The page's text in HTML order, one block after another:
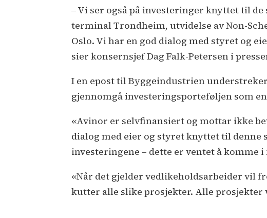
‒ Vi ser også på investeringer knyttet til
terminal Trondheim, utvidelse av Non-
Oslo. Vi har en god dialog med styret og
sier konsernsjef Dag Falk-Petersen i
I en epost til Byggeindustrien
gjennomgå investeringsporteføljen som
«Avinor er selvfinansiert og mottar ikke
dialog med eier og styret knyttet til
investeringene – dette er ventet å komme
«Når det gjelder vedlikeholdsarbeider vil
kutter alle slike prosjekter. Alle